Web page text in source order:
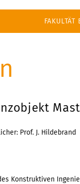
Mast
Prof. J. Hildebrand
Konstruktiven